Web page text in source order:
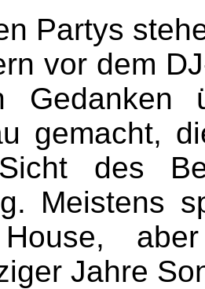
Partys
vor dem
Gedanken
gemacht,
des
Meistens
Jahre